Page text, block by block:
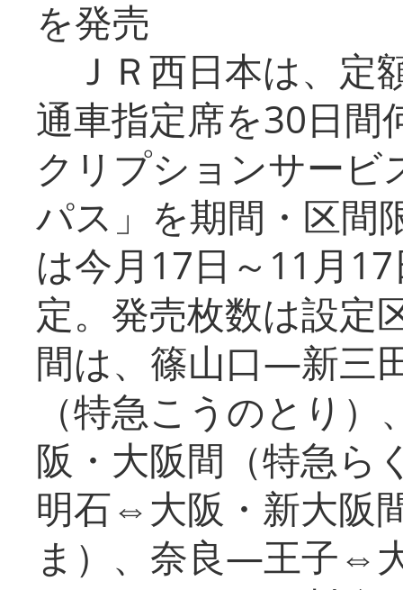
を発売
ＪＲ西日本は、定
通車指定席を30日間
クリプションサービ
パス」を期間・区間
は今月17日～11月
定。発売枚数は設定
間は、篠山口―新三
（特急こうのとり
阪・大阪間（特急
明石⇔大阪・新大阪
ま）、奈良―王子⇔